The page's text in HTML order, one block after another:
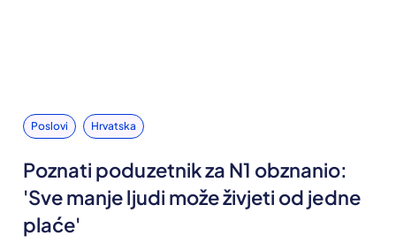
Poslovi Hrvatska
Poznati poduzetnik za N1 obznanio:
'Sve manje ljudi može živjeti od jedne
plaće'